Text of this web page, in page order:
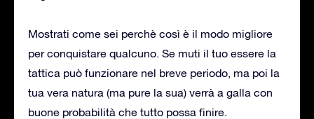
Mostrati come sei perchè così è il modo migliore
per conquistare qualcuno. Se muti il tuo essere la
tattica può funzionare nel breve periodo, ma poi la
tua vera natura (ma pure la sua) verrà a galla con
buone probabilità che tutto possa finire.